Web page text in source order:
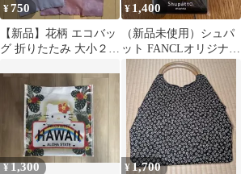
¥750
【新品】花柄 エコバッ
グ 折りたたみ 大小２枚
¥ 1,400
（新品未使用）シュパ
ット FANCLオリジナル
エコバッグ Sサイズ
¥1,300 ¥1,700